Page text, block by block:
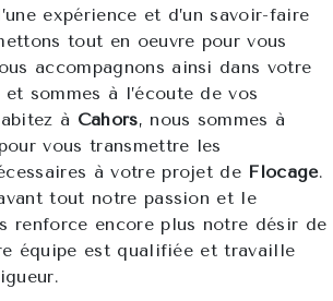
expérience et d’un savoir-faire
tout en oeuvre pour vous
accompagnons ainsi dans votre
et sommes à l’écoute de vos
à Cahors, nous sommes à
vous transmettre les
à votre projet de Flocage.
tout notre passion et le
renforce encore plus notre désir de
équipe est qualifiée et travaille